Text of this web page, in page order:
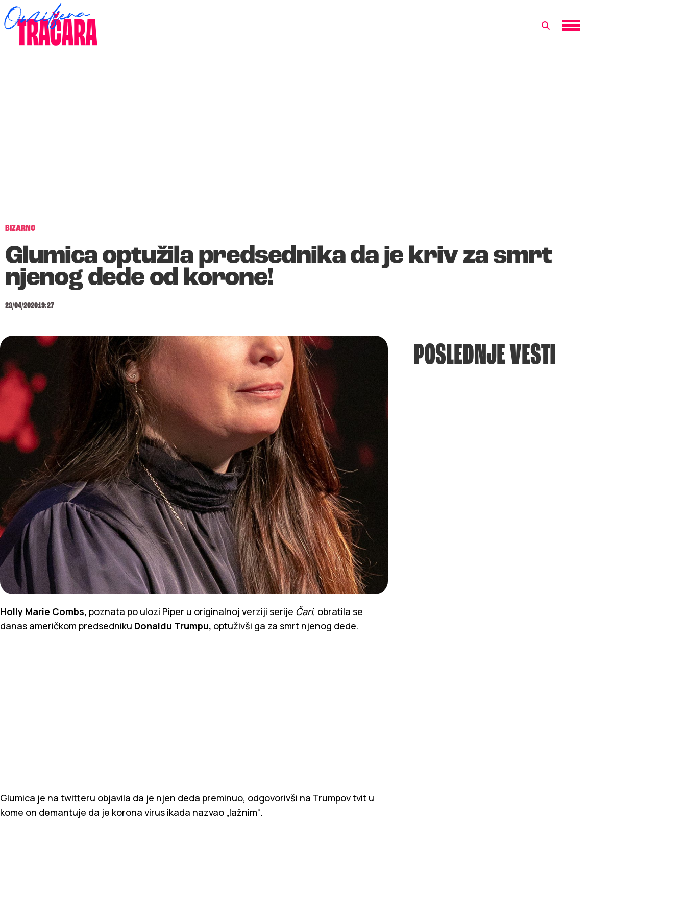
BIZARNO
Glumica optužila predsednika da je kriv za smrt
njenog dede od korone!
29/04/202019:27
Holly Marie Combs, poznata po ulozi Piper u originalnoj verziji serije Čari, obratila se
danas američkom predsedniku Donaldu Trumpu, optuživši ga za smrt njenog dede.
Glumica je na twitteru objavila da je njen deda preminuo, odgovorivši na Trumpov tvit u
kome on demantuje da je korona virus ikada nazvao „lažnim“.
POSLEDNJE VESTI